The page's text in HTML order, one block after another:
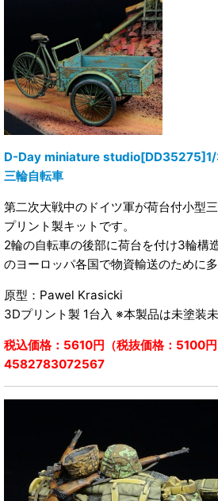
D-Day miniature studio[DD35275]1/
三輪自転車
第二次大戦中のドイツ軍が荷台付小型
プリント製キットです。
2輪の自転車の後部に荷台を付け3輪構
のヨーロッパ各国で物資輸送のために多
原型：Pawel Krasicki
3Dプリント製 1台入 ※本製品は未塗装未
税込価格：5610円（税抜価格：5100
4582783072567